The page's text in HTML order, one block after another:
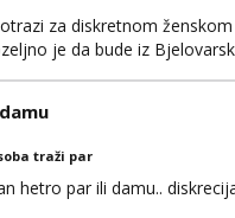
za diskretnom
je da bude iz
traži par
hetro par ili damu..